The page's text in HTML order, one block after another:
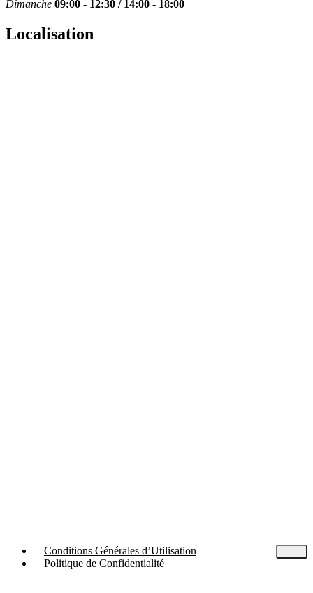
Dimanche 09:00 - 12:30 / 14:00 - 18:00
Localisation
Conditions Générales d’Utilisation
Politique de Confidentialité